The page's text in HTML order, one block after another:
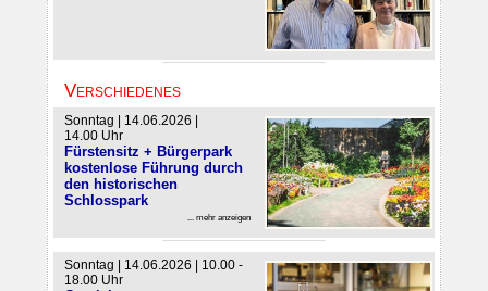
Verschiedenes
Sonntag | 14.06.2026 |
14.00 Uhr
Fürstensitz + Bürgerpark
kostenlose Führung durch
den historischen
Schlosspark
... mehr anzeigen
Sonntag | 14.06.2026 | 10.00 -
18.00 Uhr